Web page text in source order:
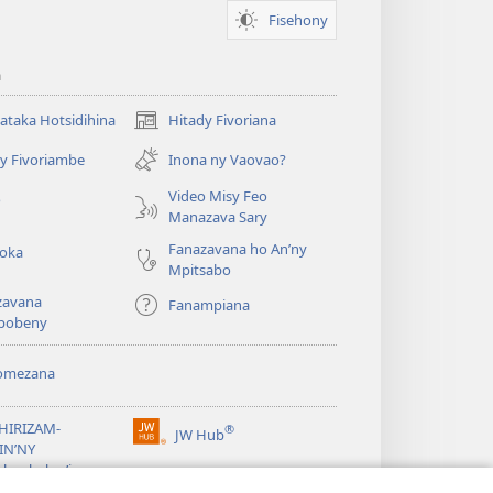
Fisehony
Hotsidihina Hitady Fivoriana
(manokatra
rohy)
Fivoriambe
Inona ny Vaovao?
Video Misy Feo
Manazava Sary
Fanazavana ho An’ny
Mpitsabo
Fanampiana
JW Hub®
(manokatra
rohy)